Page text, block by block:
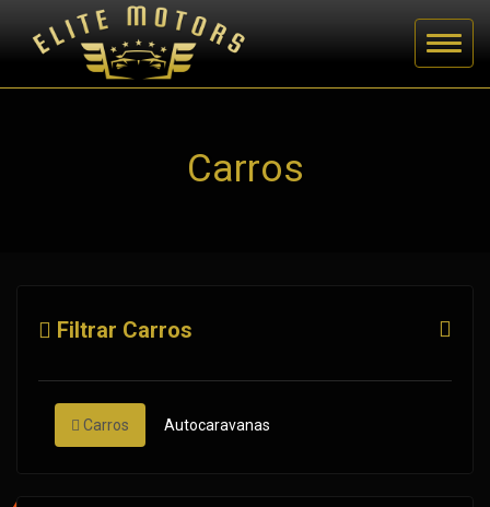
Carros
Filtrar Carros
Carros Autocaravanas